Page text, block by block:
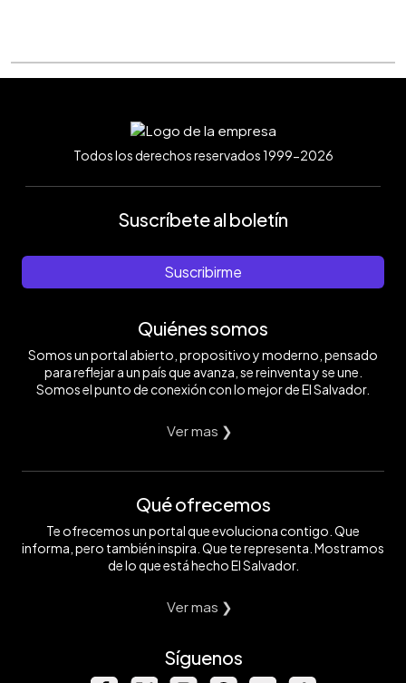
Todos los derechos reservados 1999-2026
Suscríbete al boletín
Suscribirme
Quiénes somos
Somos un portal abierto, propositivo y moderno, pensado
para reflejar a un país que avanza, se reinventa y se une.
Somos el punto de conexión con lo mejor de El Salvador.
Ver mas ❯
Qué ofrecemos
Te ofrecemos un portal que evoluciona contigo. Que
informa, pero también inspira. Que te representa. Mostramos
de lo que está hecho El Salvador.
Ver mas ❯
Síguenos